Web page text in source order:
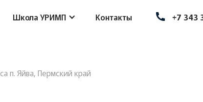
Школа УРИМП Контакты +7 343
п. Яйва, Пермский край